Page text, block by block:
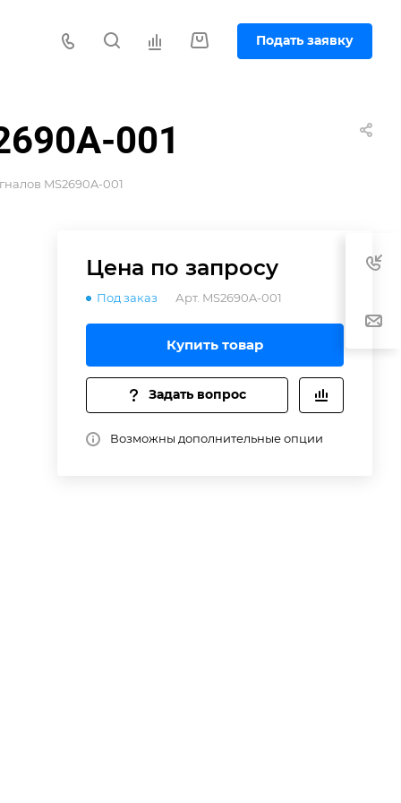
Подать заявку
001
MS2690A-001
Цена по запросу
Под заказ Арт. MS2690A-001
Купить товар
Задать вопрос
Возможны дополнительные опции